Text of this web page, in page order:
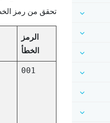
تحقق من رمز
الرمز
الخطأ
001